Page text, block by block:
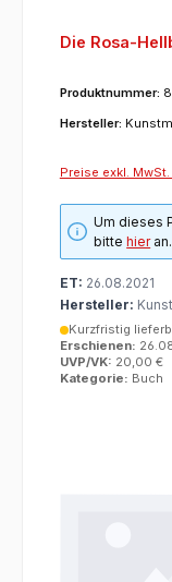
Die Rosa-
Produktnummer:
Hersteller:
Preise exkl.
Um dieses
bittehieran.
ET: 26.08.2021
Hersteller:
Kurzfristig
Erschienen:
UVP/VK: 20,00 €
Kategorie: Buch